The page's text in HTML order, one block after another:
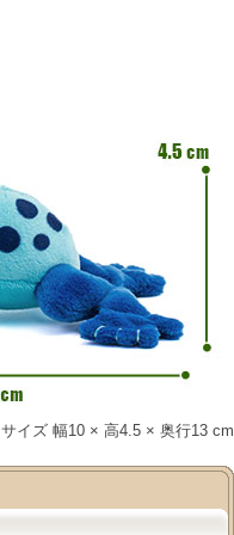
サイズ 幅10 × 高4.5 × 奥行13 cm